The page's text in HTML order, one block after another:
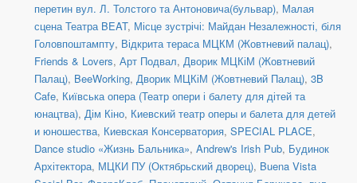
перетин вул. Л. Толстого та Антоновича(бульвар), Малая
сцена Театра BEAT, Місце зустрічі: Майдан Незалежності, біля
Головпоштампту, Відкрита тераса МЦКМ (Жовтневий палац),
Friends & Lovers, Арт Подвал, Дворик МЦКіМ (Жовтневий
Палац), BeeWorking, Дворик МЦКіМ (Жовтневий Палац), 3B
Cafe, Київська опера (Театр опери і балету для дітей та
юнацтва), Дім Кіно, Киевский театр оперы и балета для детей
и юношества, Киевская Консерватория, SPECIAL PLACE,
Dance studio «Жизнь Бальника», Andrew's Irish Pub, Будинок
Архітектора, МЦКИ ПУ (Октябрьский дворец), Buena Vista